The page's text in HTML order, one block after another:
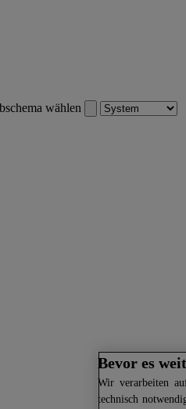
wählen
Bevor es
Wir verarbeiten
technisch